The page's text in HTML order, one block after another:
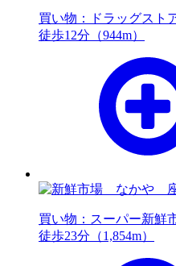
買い物：ドラッグスト
徒歩12分（944m）
買い物：スーパー新鮮
徒歩23分（1,854m）